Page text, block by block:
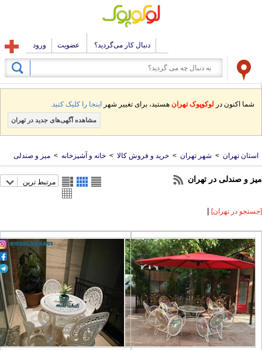
دنبال کار می‌گردید؟ عضویت ورود
شما اکنون در لوکوپوک تهرانهستید، برای تغییر شهراینجا را کلیک کنید.
مشاهده آگهی‌های جدید در تهران
تهران > شهر تهران > خرید و فروش کالا > خانه و آشپزخانه > میز و صندلی
و صندلی در تهران مرتبط ترین
در تهران] |